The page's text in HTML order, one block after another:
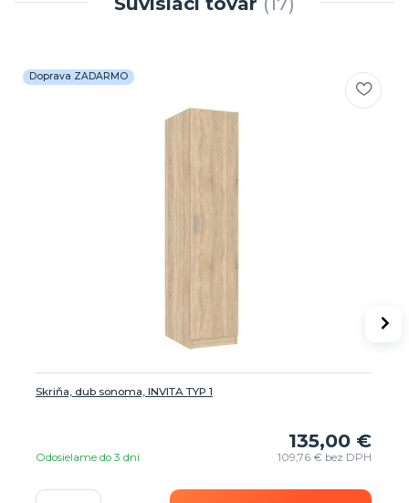
Doprava ZADARMO
Skriňa, dub sonoma, INVITA TYP 1
135,00 €
109,76 € bez DPH
Odosielame do 3 dní